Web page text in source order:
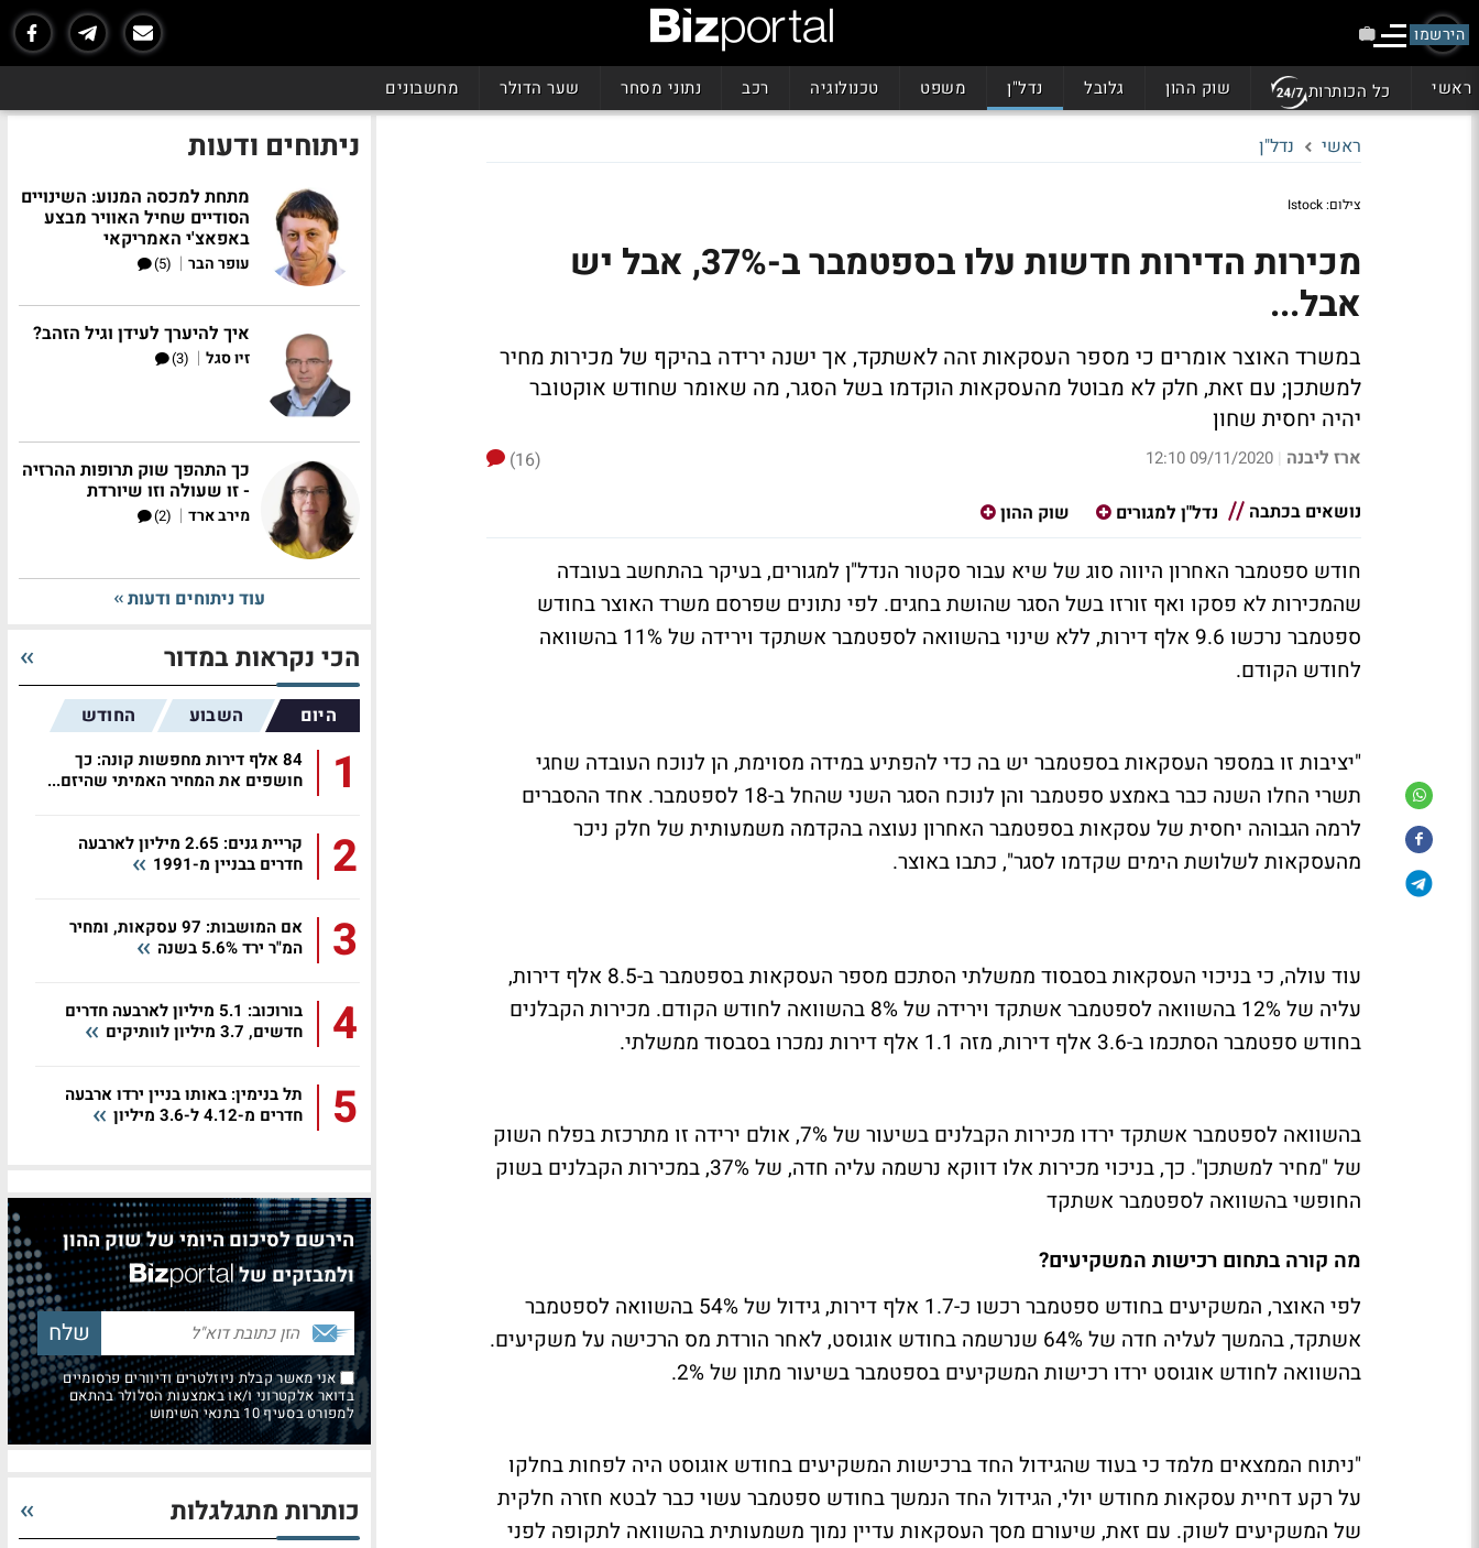
הירשמו
ראשי כל הכותרות שוק ההון גלובל נדל"ן משפט טכנולוגיה רכב נתוני מסחר שער הדולר מחשבונים
ראשי נדל"ן
צילום: Istock
מכירות הדירות חדשות עלו בספטמבר ב-37%, אבל יש
אבל...
במשרד האוצר אומרים כי מספר העסקאות זהה לאשתקד, אך ישנה ירידה בהיקף של מכירות מחיר
למשתכן; עם זאת, חלק לא מבוטל מהעסקאות הוקדמו בשל הסגר, מה שאומר שחודש אוקטובר
יהיה יחסית שחון
ארז ליבנה |
09/11/2020 12:10
(16)
נושאים בכתבה
נדל"ן למגורים שוק ההון
חודש ספטמבר האחרון היווה סוג של שיא עבור סקטור הנדל"ן למגורים, בעיקר בהתחשב בעובדה
שהמכירות לא פסקו ואף זורזו בשל הסגר שהושת בחגים. לפי נתונים שפרסם משרד האוצר בחודש
ספטמבר נרכשו 9.6 אלף דירות, ללא שינוי בהשוואה לספטמבר אשתקד וירידה של 11% בהשוואה
לחודש הקודם.
"יציבות זו במספר העסקאות בספטמבר יש בה כדי להפתיע במידה מסוימת, הן לנוכח העובדה שחגי
תשרי החלו השנה כבר באמצע ספטמבר והן לנוכח הסגר השני שהחל ב-18 לספטמבר. אחד ההסברים
לרמה הגבוהה יחסית של עסקאות בספטמבר האחרון נעוצה בהקדמה משמעותית של חלק ניכר
מהעסקאות לשלושת הימים שקדמו לסגר", כתבו באוצר.
עוד עולה, כי בניכוי העסקאות בסבסוד ממשלתי הסתכם מספר העסקאות בספטמבר ב-8.5 אלף דירות,
עליה של 12% בהשוואה לספטמבר אשתקד וירידה של 8% בהשוואה לחודש הקודם. מכירות הקבלנים
בחודש ספטמבר הסתכמו ב-3.6 אלף דירות, מזה 1.1 אלף דירות נמכרו בסבסוד ממשלתי.
בהשוואה לספטמבר אשתקד ירדו מכירות הקבלנים בשיעור של 7%, אולם ירידה זו מתרכזת בפלח השוק
של "מחיר למשתכן". כך, בניכוי מכירות אלו דווקא נרשמה עליה חדה, של 37%, במכירות הקבלנים בשוק
החופשי בהשוואה לספטמבר אשתקד
מה קורה בתחום רכישות המשקיעים?
לפי האוצר, המשקיעים בחודש ספטמבר רכשו כ-1.7 אלף דירות, גידול של 54% בהשוואה לספטמבר
אשתקד, בהמשך לעליה חדה של 64% שנרשמה בחודש אוגוסט, לאחר הורדת מס הרכישה על משקיעים.
בהשוואה לחודש אוגוסט ירדו רכישות המשקיעים בספטמבר בשיעור מתון של 2%.
"ניתוח הממצאים מלמד כי בעוד שהגידול החד ברכישות המשקיעים בחודש אוגוסט היה לפחות בחלקו
על רקע דחיית עסקאות מחודש יולי, הגידול החד הנמשך בחודש ספטמבר עשוי כבר לבטא חזרה חלקית
של המשקיעים לשוק. עם זאת, שיעורם מסך העסקאות עדיין נמוך משמעותית בהשוואה לתקופה לפני
ניתוחים ודעות
מתחת למכסה המנוע: השינויים
הסודיים שחיל האוויר מבצע
באפאצ'י האמריקאי
עופר הבר |
(5)
איך להיערך לעידן וגיל הזהב?
זיו סגל |
(3)
כך התהפך שוק תרופות ההרזיה
- זו שעולה וזו שיורדת
מירב ארד |
(2)
עוד ניתוחים ודעות
הכי נקראות במדור
היום השבוע החודש
1
84 אלף דירות מחפשות קונה: כך
חושפים את המחיר האמיתי שהיזם...
2
קריית גנים: 2.65 מיליון לארבעה
חדרים בבניין מ-1991
3
אם המושבות: 97 עסקאות, ומחיר
המ"ר ירד 5.6% בשנה
4
בורוכוב: 5.1 מיליון לארבעה חדרים
חדשים, 3.7 מיליון לוותיקים
5
תל בנימין: באותו בניין ירדו ארבעה
חדרים מ-4.12 ל-3.6 מיליון
הירשם לסיכום היומי של שוק ההון
ולמבזקים של
אני מאשר קבלת ניוזלטרים ודיוורים פרסומיים
בדואר אלקטרוני ו/או באמצעות הסלולר בהתאם
למפורט בסעיף 10 בתנאי השימוש
כותרות מתגלגלות